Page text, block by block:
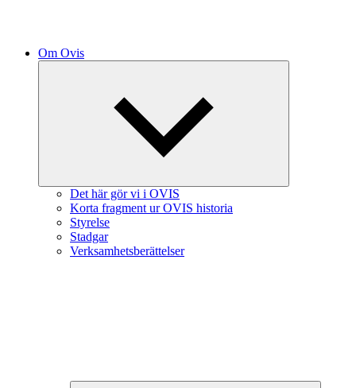
Om Ovis
Det här gör vi i OVIS
Korta fragment ur OVIS historia
Styrelse
Stadgar
Verksamhetsberättelser